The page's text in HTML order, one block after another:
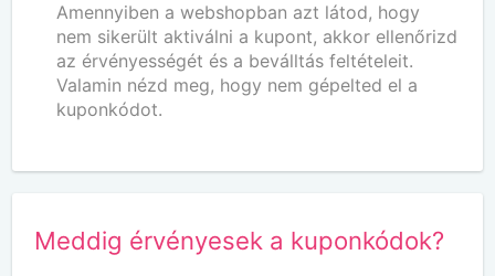
Amennyiben a webshopban azt látod, hogy
nem sikerült aktiválni a kupont, akkor ellenőrizd
az érvényességét és a beválltás feltételeit.
Valamin nézd meg, hogy nem gépelted el a
kuponkódot.
Meddig érvényesek a kuponkódok?